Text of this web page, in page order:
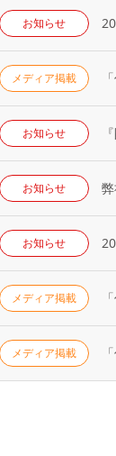
お知らせ
メディア掲載
お知らせ
お知らせ
お知らせ
メディア掲載
メディア掲載